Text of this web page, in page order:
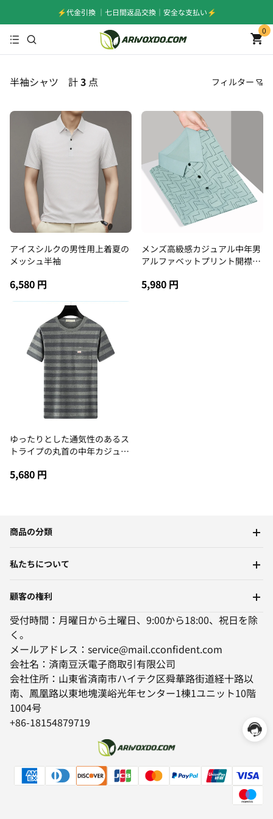
⚡️代金引換 ｜七日間返品交換｜安全な支払い⚡️
0
半袖シャツ 計3 点 フィルター
価格
おすすめ順
安い順
高い順
新着順
古い順
アイスシルクの男性用上着夏の
メッシュ半袖
6,580 円
メンズ高級感カジュアル中年男
アルファベットプリント開襟T
5,980 円
ゆったりとした通気性のあるス
トライプの丸首の中年カジュア
5,680 円
商品の分類
私たちについて
顧客の権利
受付時間：月曜日から土曜日、9:00から18:00、祝日を除
く。
メールアドレス：service@mail.cconfident.com
会社名：済南豆沃電子商取引有限公司
会社住所：山東省済南市ハイテク区舜華路街道経十路以
南、鳳凰路以東地塊漢峪光年センター1棟1ユニット10階
1004号
+86-18154879719